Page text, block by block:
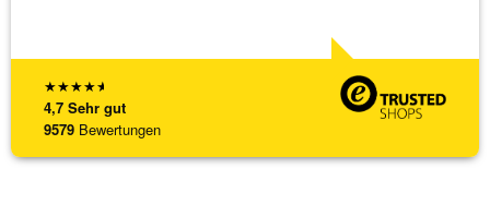
★★★★★
4,7 Sehr gut
9579 Bewertungen